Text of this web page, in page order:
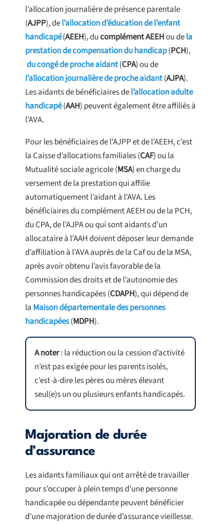
l’allocation journalière de présence parentale
(AJPP), del’allocation d’éducation de l’enfant
handicapé(AEEH), ducomplément AEEHou dela
prestation de compensation du handicap(PCH),
du congé de proche aidant(CPA) ou de
l’allocation journalière de proche aidant(AJPA).
Les aidants de bénéficiaires del’allocation adulte
handicapé(AAH) peuvent également être affiliés à
l’AVA.
Pour les bénéficiaires de l’AJPP et de l’AEEH, c’est
la Caisse d’allocations familiales (CAF) ou la
Mutualité sociale agricole (MSA) en charge du
versement de la prestation qui affilie
automatiquement l’aidant à l’AVA. Les
bénéficiaires du complément AEEH ou de la PCH,
du CPA, de l’AJPA ou qui sont aidants d’un
allocataire à l’AAH doivent déposer leur demande
d’affiliation à l’AVA auprès de la Caf ou de la MSA,
après avoir obtenu l’avis favorable de la
Commission des droits et de l’autonomie des
personnes handicapées (CDAPH), qui dépend de
la Maison départementale des personnes
handicapées(MDPH).
A noter: la réduction ou la cession d’activité
n’est pas exigée pour les parents isolés,
c’est-à-dire les pères ou mères élevant
seul(e)s un ou plusieurs enfants handicapés.
Majoration de durée
d’assurance
Les aidants familiaux qui ont arrêté de travailler
pour s’occuper à plein temps d’une personne
handicapée ou dépendante peuvent bénéficier
d’une majoration de durée d’assurance vieillesse.